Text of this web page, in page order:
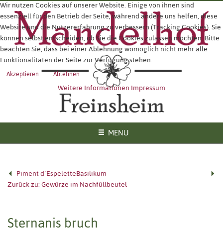
MENU
Piment d´EspeletteBasilikum
Zurück zu: Gewürze im Nachfüllbeutel
Sternanis bruch
Wir nutzen Cookies auf unserer Website. Einige von ihnen sind
essenziell für den Betrieb der Seite, während andere uns helfen, diese
Website und die Nutzererfahrung zu verbessern (Tracking Cookies). Sie
können selbst entscheiden, ob Sie die Cookies zulassen möchten. Bitte
beachten Sie, dass bei einer Ablehnung womöglich nicht mehr alle
Funktionalitäten der Seite zur Verfügung stehen.
Akzeptieren Ablehnen
Weitere InformationenImpressum